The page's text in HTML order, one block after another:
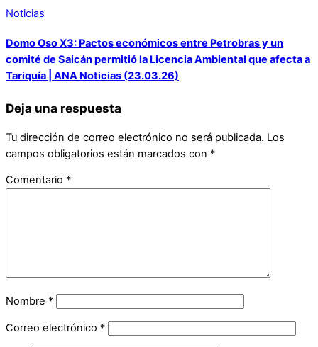
Noticias
Domo Oso X3: Pactos económicos entre Petrobras y un
comité de Saicán permitió la Licencia Ambiental que afecta a
Tariquía | ANA Noticias (23.03.26)
Deja una respuesta
Tu dirección de correo electrónico no será publicada. Los
campos obligatorios están marcados con *
Comentario *
Nombre *
Correo electrónico *